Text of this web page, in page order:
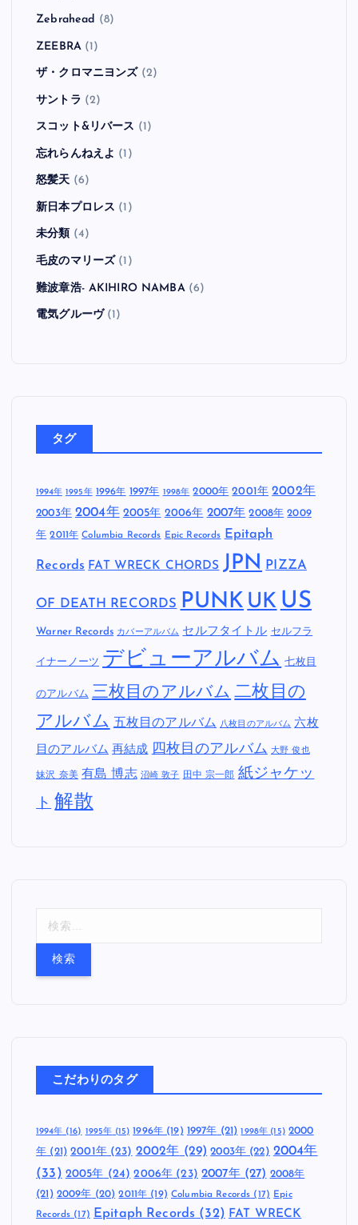
Zebrahead (8)
ZEEBRA(1)
ザ・クロマニヨンズ (2)
サントラ (2)
スコット&リバース (1)
忘れらんねえよ (1)
怒髪天 (6)
新日本プロレス (1)
未分類 (4)
毛皮のマリーズ (1)
難波章浩- AKIHIRO NAMBA(6)
電気グルーヴ(1)
タグ
1994年 1995年 1996年 1997年 1998年 2000年 2001年 2002年
2003年 2004年 2005年 2006年 2007年 2008年 2009
年 2011年 Columbia Records Epic Records Epitaph
Records FAT WRECK CHORDS JPN PIZZA
OF DEATH RECORDS PUNK UK US
Warner Records カバーアルバム セルフタイトル セルフラ
イナーノーツ デビューアルバム 七枚目
のアルバム 三枚目のアルバム 二枚目の
アルバム 五枚目のアルバム 八枚目のアルバム 六枚
目のアルバム 再結成 四枚目のアルバム 大野 俊也
妹沢 奈美 有島 博志 沼崎 敦子 田中 宗一郎 紙ジャケッ
ト 解散
こだわりのタグ
1994年(16) 1995年 (15) 1996年(19) 1997年 (21) 1998年 (15) 2000
年 (21) 2001年(23) 2002年 (29) 2003年 (22) 2004年
(33) 2005年 (24) 2006年 (23) 2007年(27) 2008年
(21) 2009年 (20) 2011年 (19) Columbia Records (17) Epic
Records (17) Epitaph Records (32) FAT WRECK